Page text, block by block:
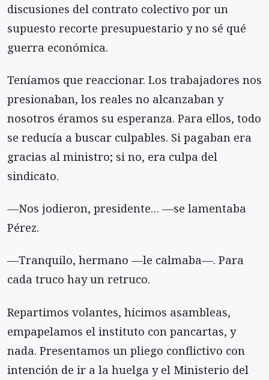
discusiones del contrato colectivo por un
supuesto recorte presupuestario y no sé qué
guerra económica.
Teníamos que reaccionar. Los trabajadores nos
presionaban, los reales no alcanzaban y
nosotros éramos su esperanza. Para ellos, todo
se reducía a buscar culpables. Si pagaban era
gracias al ministro; si no, era culpa del
sindicato.
—Nos jodieron, presidente… —se lamentaba
Pérez.
—Tranquilo, hermano —le calmaba—. Para
cada truco hay un retruco.
Repartimos volantes, hicimos asambleas,
empapelamos el instituto con pancartas, y
nada. Presentamos un pliego conflictivo con
intención de ir a la huelga y el Ministerio del